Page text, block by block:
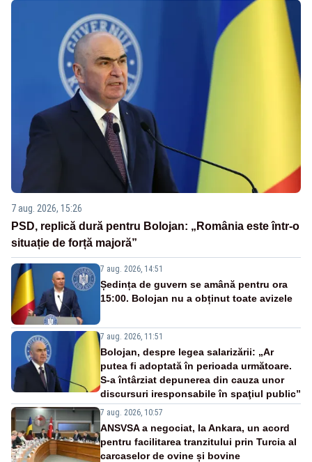
7 aug. 2026, 15:26
PSD, replică dură pentru Bolojan: „România este într-o
situație de forță majoră”
7 aug. 2026, 14:51
Ședința de guvern se amână pentru ora
15:00. Bolojan nu a obținut toate avizele
7 aug. 2026, 11:51
Bolojan, despre legea salarizării: „Ar
putea fi adoptată în perioada următoare.
S-a întârziat depunerea din cauza unor
discursuri iresponsabile în spaţiul public”
7 aug. 2026, 10:57
ANSVSA a negociat, la Ankara, un acord
pentru facilitarea tranzitului prin Turcia al
carcaselor de ovine și bovine